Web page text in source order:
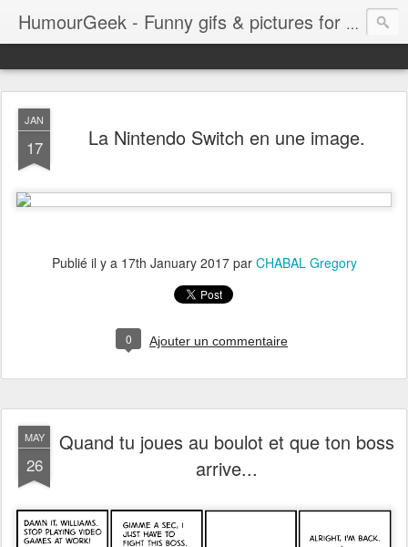
HumourGeek - Funny gifs & pictures for Geeks & Gamers !
JAN
17 La Nintendo Switch en une image.
Publié il y a 17th January 2017par CHABAL Gregory
0 Ajouter un commentaire
MAY
26
Quand tu joues au boulot et que ton boss
arrive...